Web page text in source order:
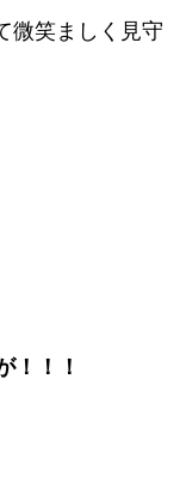
微笑ましく見守
！！！